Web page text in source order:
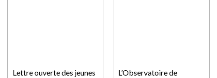
Lettre ouverte des jeunes
L’Observatoire de